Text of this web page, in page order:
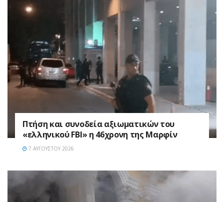
Πτήση και συνοδεία αξιωματικών του
«ελληνικού FBI» η 46χρονη της Μαρφίν
7 ΑΥΓΟΎΣΤΟΥ 2026